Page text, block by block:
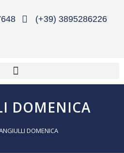
(+39) 3895286226
DOMENICA
DOMENICA